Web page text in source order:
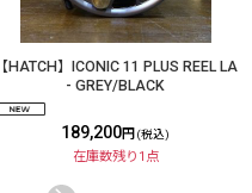
【HATCH】ICONIC 11 PLUS REEL LA
- GREY/BLACK
189,200円 (税込)
在庫数残り1点